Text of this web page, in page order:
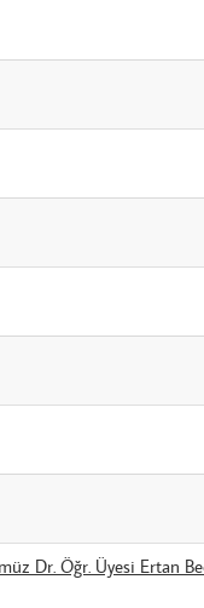
Dr. Öğr. Üyesi Ertan